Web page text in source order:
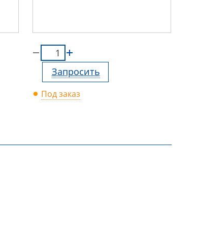
Запросить
Под заказ